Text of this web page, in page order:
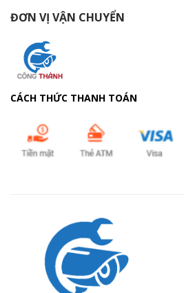
ĐƠN VỊ VẬN CHUYỂN
CÁCH THỨC THANH TOÁN